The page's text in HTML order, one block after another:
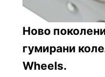
Ново
гумирани
Wheels.